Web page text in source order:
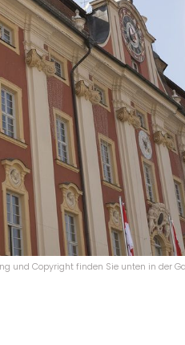
und Copyright finden Sie unten in der